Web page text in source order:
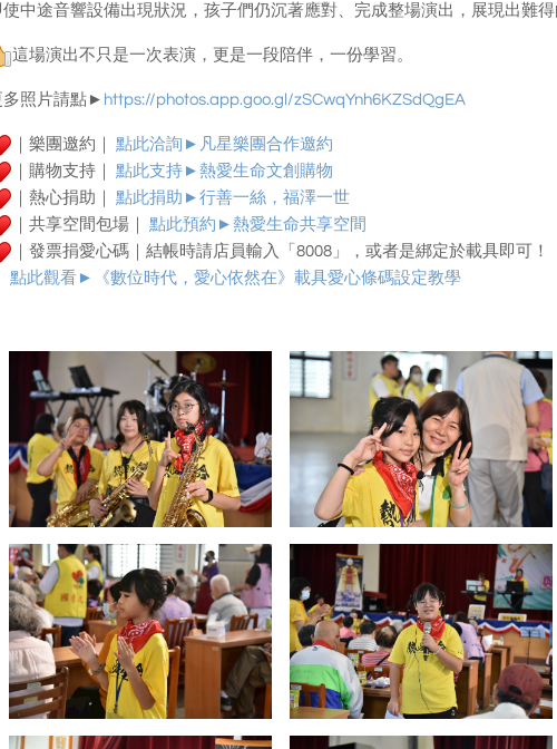
使中途音響設備出現狀況，孩子們仍沉著應對、完成整場演出，展現出難
這場演出不只是一次表演，更是一段陪伴，一份學習。
多照片請點► https://photos.app.goo.gl/zSCwqYnh6KZSdQgEA
｜樂團邀約｜ 點此洽詢►凡星樂團合作邀約
｜購物支持｜
點此支持►熱愛生命文創購物
｜熱心捐助｜ 點此捐助►行善一絲，福澤一世
｜共享空間包場｜ 點此預約► 熱愛生命共享空間
｜發票捐愛心碼｜結帳時請店員輸入「8008」，或者是綁定於載具即可！
點此觀看►
《數位時代，愛心依然在》載具愛心條碼設定教學